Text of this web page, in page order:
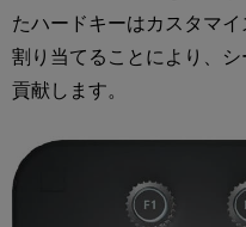
たハードキーはカスタマ
割り当てることにより、
貢献します。